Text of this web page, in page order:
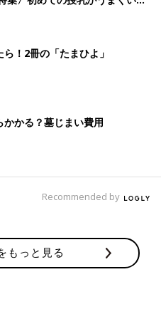
クの基本と夏のトラブル 解決テ
！2冊の「たまひよ」
かかる？墓じまい費用
Recommended by
もっと見る